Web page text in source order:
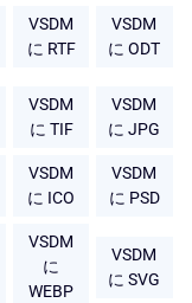
VSDM
に RTF
VSDM
に ODT
VSDM
に TIF
VSDM
に JPG
VSDM
に ICO
VSDM
に PSD
VSDM
に
WEBP
VSDM
に SVG